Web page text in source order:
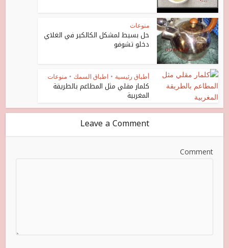
منوعات
حل بسيط لمشكل الكالكير في الغلاي
دخلو تشوفو
أطباق رئيسية • اطباق السمك • منوعات
كلمار مقلي مثل المطاعم بالطريقة
المغربية
Leave a Comment
Comment